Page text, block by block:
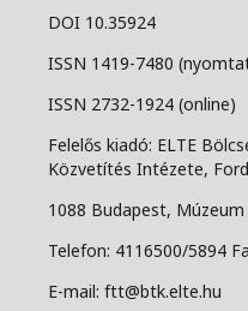
DOI 10.35924
ISSN 1419-7480
ISSN 2732-1924 (online)
Felelős kiadó: ELTE
Közvetítés Intézete,
1088 Budapest, Múzeum
Telefon: 4116500/5894
E-mail: ftt@btk.elte.hu